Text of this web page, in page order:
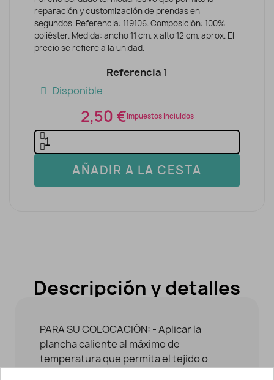
reparación y customización de prendas en
segundos. Referencia: 119106. Composición: 100%
poliéster. Medida: ancho 11 cm. x alto 12 cm. aprox. El
precio se refiere a la unidad.
Referencia 1
Disponible
2,50 €Impuestos incluidos
AÑADIR A LA CESTA
Descripción y detalles
PARA SU COLOCACIÓN: - Aplicar la
plancha caliente al máximo de
temperatura que permita el tejido o